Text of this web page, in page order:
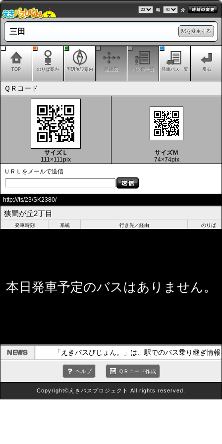
時 分
駅を変更する
三田
TOP のりば案内 周辺施設案内 路線図 バス停一覧 発車バス一覧 戻る
ＱＲコード
サイズＬ
111×111pix
サイズＭ
74×74pix
ＵＲＬをメールで送信
http:///ts/23/SK2380/
狭間が丘2丁目
発車時刻 系統 行き先／経由 のりば
本日発車予定のバスはありません。
「えきバスびじょん。」は、駅でのバス乗り継ぎ情
ヘルプ ＱＲコード作成
Copyright©えきバスプロジェクト All rights reserved.